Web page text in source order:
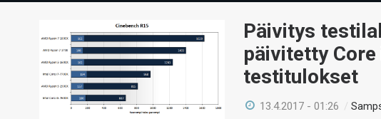
Päivitys
päivitetty
testitulokset
13.4.2017 - 01:26 /